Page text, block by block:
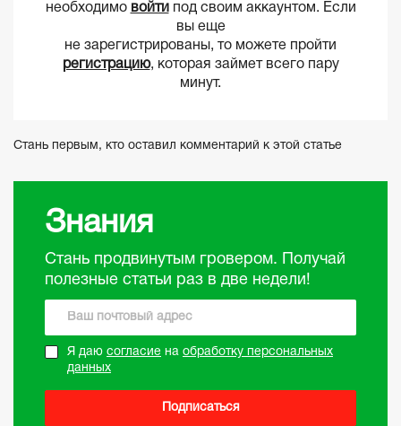
необходимо войтипод своим аккаунтом. Если
вы еще
не зарегистрированы, то можете пройти
регистрацию, которая займет всего пару
минут.
Стань первым, кто оставил комментарий к этой статье
Знания
Стань продвинутым гровером. Получай
полезные статьи раз в две недели!
Я даю согласие на обработку персональных
данных
Подписаться